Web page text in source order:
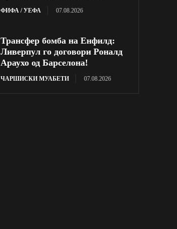
ФИФА / УЕФА 07.08.2026
Трансфер бомба на Енфилд:
Ливерпул го договори Роналд
Араухо од Барселона!
ЧАРШИСКИ МУАБЕТИ 07.08.2026